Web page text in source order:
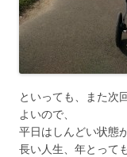
といっても、また次
よいので、
平日はしんどい状態
長い人生、年とって